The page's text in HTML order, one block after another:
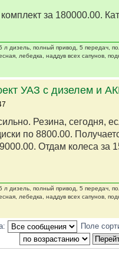
за 180000.00.
л дизель, полный привод, 5 передач,
лебедка, наддув всех сапунов,
УАЗ с дизелем и
Резина, сегодня,
по 8800.00.
Отдам колеса за
л дизель, полный привод, 5 передач,
лебедка, наддув всех сапунов,
Поле